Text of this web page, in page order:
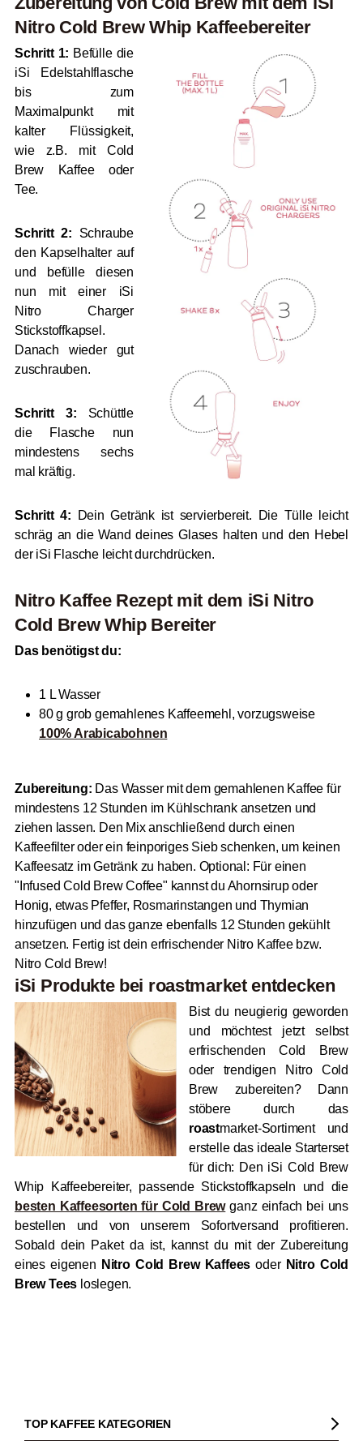
Nitro Cold Brew Whip Kaffeebereiter
Schritt 1: Befülle die
iSi Edelstahlflasche
bis zum
Maximalpunkt mit
kalter Flüssigkeit,
wie z.B. mit Cold
Brew Kaffee oder
Tee.
Schritt 2: Schraube
den Kapselhalter auf
und befülle diesen
nun mit einer iSi
Nitro Charger
Stickstoffkapsel.
Danach wieder gut
zuschrauben.
Schritt 3: Schüttle
die Flasche nun
mindestens sechs
mal kräftig.
Schritt 4: Dein Getränk ist servierbereit. Die Tülle leicht
schräg an die Wand deines Glases halten und den Hebel
der iSi Flasche leicht durchdrücken.
Nitro Kaffee Rezept mit dem iSi Nitro
Cold Brew Whip Bereiter
Das benötigst du:
1 L Wasser
80 g grob gemahlenes Kaffeemehl, vorzugsweise
100% Arabicabohnen
Zubereitung: Das Wasser mit dem gemahlenen Kaffee für
mindestens 12 Stunden im Kühlschrank ansetzen und
ziehen lassen. Den Mix anschließend durch einen
Kaffeefilter oder ein feinporiges Sieb schenken, um keinen
Kaffeesatz im Getränk zu haben. Optional: Für einen
"Infused Cold Brew Coffee" kannst du Ahornsirup oder
Honig, etwas Pfeffer, Rosmarinstangen und Thymian
hinzufügen und das ganze ebenfalls 12 Stunden gekühlt
ansetzen. Fertig ist dein erfrischender Nitro Kaffee bzw.
Nitro Cold Brew!
iSi Produkte bei roastmarket entdecken
Bist du neugierig geworden
und möchtest jetzt selbst
erfrischenden Cold Brew
oder trendigen Nitro Cold
Brew zubereiten? Dann
stöbere durch das
roastmarket-Sortiment und
erstelle das ideale Starterset
für dich: Den iSi Cold Brew
Whip Kaffeebereiter, passende Stickstoffkapseln und die
besten Kaffeesorten für Cold Brewganz einfach bei uns
bestellen und von unserem Sofortversand profitieren.
Sobald dein Paket da ist, kannst du mit der Zubereitung
eines eigenen Nitro Cold Brew Kaffees oder Nitro Cold
Brew Tees loslegen.
TOP KAFFEE KATEGORIEN